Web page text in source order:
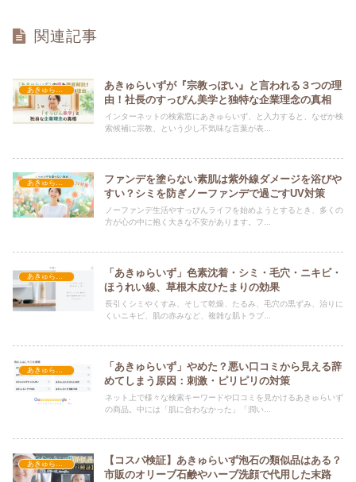
関連記事
あきゅらいずが『宗教っぽい』と言われる３つの理
由！社長のすっぴん美学と独特な企業理念の真相
インターネットの検索窓にあきゅらいず、と入力すると、なぜか検
索候補に宗教、という少し不気味な言葉が表...
あきゅらいず
ファンデを塗らない素肌は紫外線ダメージを浴びや
すい？シミを防ぎノーファンデで過ごすUV対策
ノーファンデ生活やすっぴんライフを始めようとするとき、多くの
方が心の中に抱く大きな不安があります。フ...
あきゅらいず
「あきゅらいず」色素沈着・シミ・毛穴・ニキビ・
ほうれい線、草根木皮ひたまりの効果
長引くシミやくすみ、そして乾燥、たるみ、毛穴の黒ずみ、治りに
くいニキビ、肌の赤みなど、複雑な肌トラブ...
あきゅらいず
「あきゅらいず」やめた？悪い口コミから見える辞
めてしまう原因：刺激・ピリピリの対策
ネット上で様々な検索キーワードや口コミを見かけるあきゅらいず
の商品。中には「肌に合わなかった」「潤い...
あきゅらいず
【コスパ検証】あきゅらいず泡石の類似品はある？
市販のオリーブ石鹸やハーブ洗顔で代用した末路